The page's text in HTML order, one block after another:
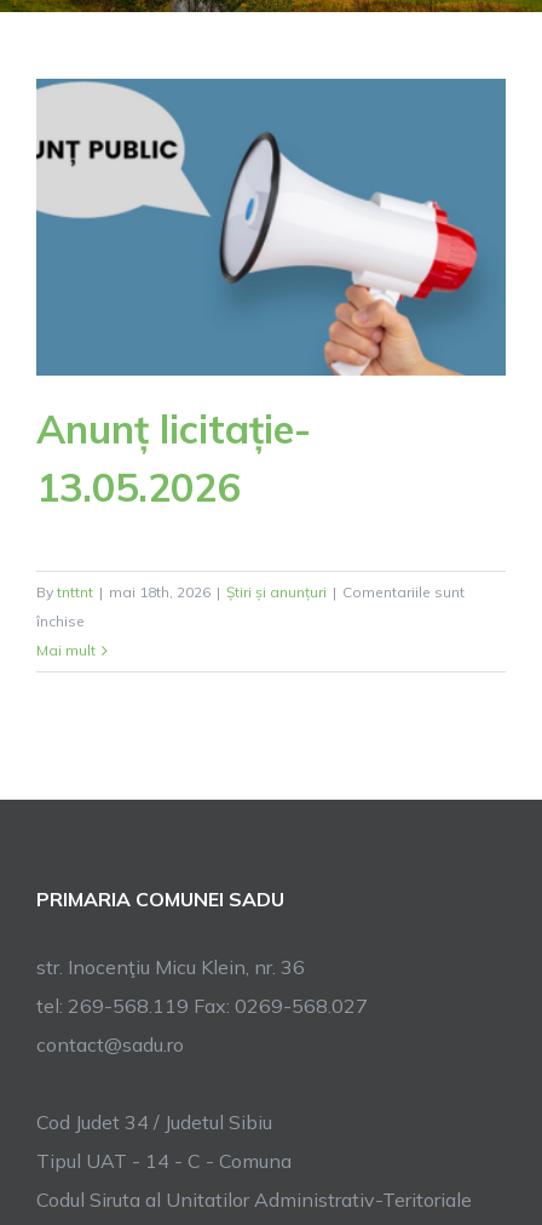
Anunț licitație-
13.05.2026
By tnttnt | mai 18th, 2026 | Știri și anunțuri | Comentariile sunt
închise
Anunț
licitație-
Mai mult
PRIMARIA COMUNEI SADU
str. Inocenţiu Micu Klein, nr. 36
tel: 269-568.119 Fax: 0269-568.027
contact@sadu.ro
Cod Judet 34 / Judetul Sibiu
Tipul UAT - 14 - C - Comuna
Codul Siruta al Unitatilor Administrativ-Teritoriale